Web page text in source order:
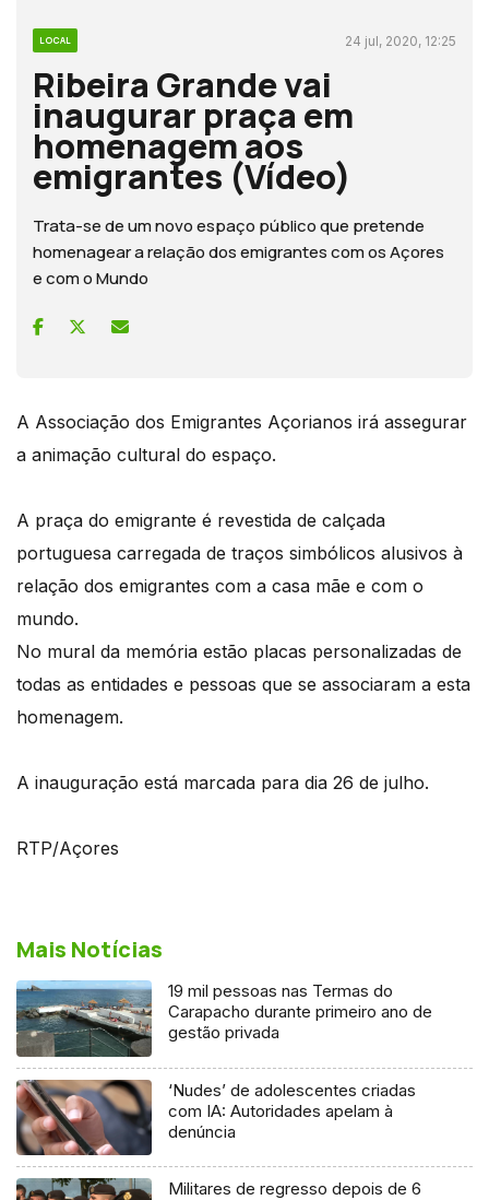
LOCAL 24 jul, 2020, 12:25
Ribeira Grande vai
inaugurar praça em
homenagem aos
emigrantes (Vídeo)
Trata-se de um novo espaço público que pretende
homenagear a relação dos emigrantes com os Açores
e com o Mundo
A Associação dos Emigrantes Açorianos irá assegurar
a animação cultural do espaço.
A praça do emigrante é revestida de calçada
portuguesa carregada de traços simbólicos alusivos à
relação dos emigrantes com a casa mãe e com o
mundo.
No mural da memória estão placas personalizadas de
todas as entidades e pessoas que se associaram a esta
homenagem.
A inauguração está marcada para dia 26 de julho.
RTP/Açores
Mais Notícias
19 mil pessoas nas Termas do
Carapacho durante primeiro ano de
gestão privada
‘Nudes’ de adolescentes criadas
com IA: Autoridades apelam à
denúncia
Militares de regresso depois de 6